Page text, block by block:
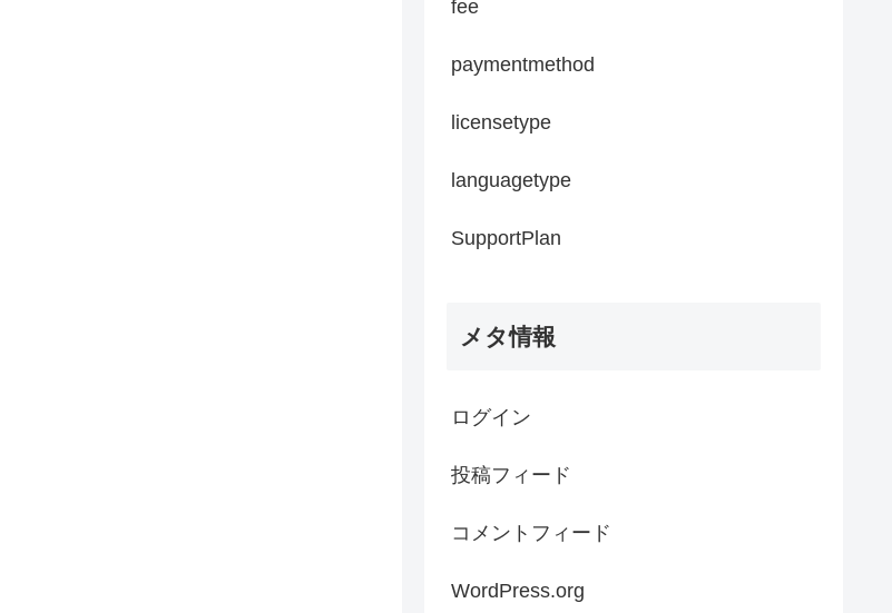
fee
paymentmethod
licensetype
languagetype
SupportPlan
メタ情報
ログイン
投稿フィード
コメントフィード
WordPress.org